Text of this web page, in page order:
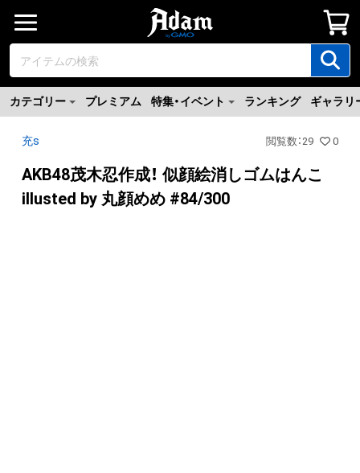
カテゴリー プレミアム 特集・イベント ランキング ギャラリ
充s 閲覧数 ：29 0
AKB48茂木忍作成！ 似顔絵消しゴムはんこ
illusted by 丸顔めめ #84/300